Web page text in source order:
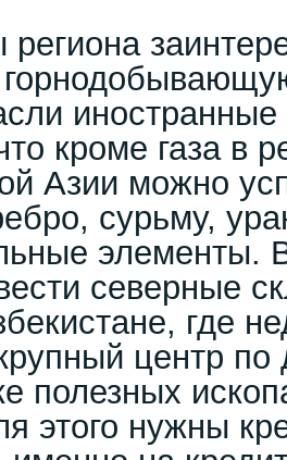
региона
кроме газа в
Азии можно
сурьму,
элементы.
северные
где
центр
полезных
этого нужны